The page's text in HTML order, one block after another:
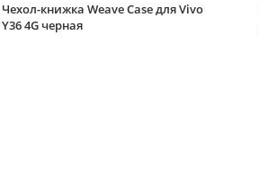
Чехол-книжка Weave Case для Vivo
Y36 4G черная